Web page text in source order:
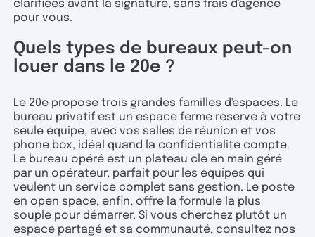
clarifiées avant la signature, sans frais d'agence
pour vous.
Quels types de bureaux peut-on
louer dans le 20e ?
Le 20e propose trois grandes familles d'espaces. Le
bureau privatif est un espace fermé réservé à votre
seule équipe, avec vos salles de réunion et vos
phone box, idéal quand la confidentialité compte.
Le bureau opéré est un plateau clé en main géré
par un opérateur, parfait pour les équipes qui
veulent un service complet sans gestion. Le poste
en open space, enfin, offre la formule la plus
souple pour démarrer. Si vous cherchez plutôt un
espace partagé et sa communauté, consultez nos